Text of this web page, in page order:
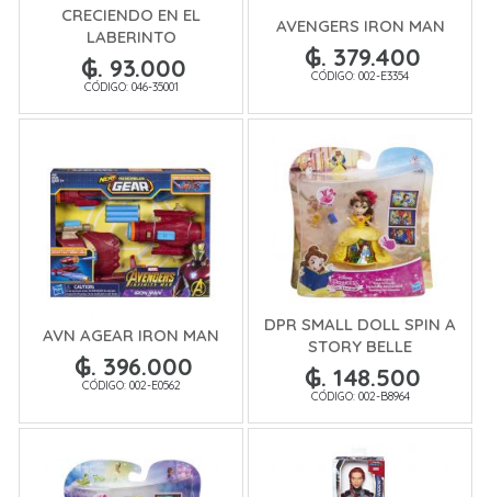
CRECIENDO EN EL
LABERINTO
₲. 93.000
CÓDIGO: 046-35001
AVENGERS IRON MAN
₲. 379.400
CÓDIGO: 002-E3354
AVN AGEAR IRON MAN
₲. 396.000
CÓDIGO: 002-E0562
DPR SMALL DOLL SPIN A
STORY BELLE
₲. 148.500
CÓDIGO: 002-B8964